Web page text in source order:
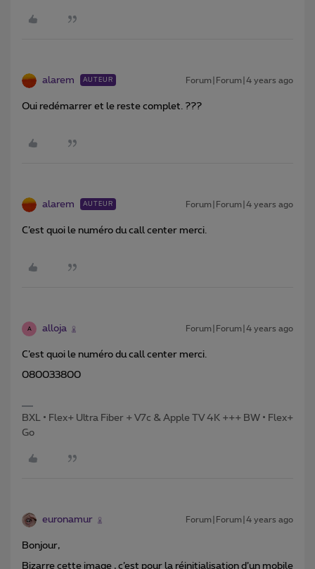
alarem AUTEUR Forum|Forum|4 years ago
Oui redémarrer et le reste complet. ???
alarem AUTEUR Forum|Forum|4 years ago
C’est quoi le numéro du call center merci.
A alloja Forum|Forum|4 years ago
C’est quoi le numéro du call center merci.
080033800
BXL • Flex+ Ultra Fiber + V7c & Apple TV 4K +++ BW • Flex+
Go
euronamur Forum|Forum|4 years ago
Bonjour,
Bizarre cette image , c’est pour la réinitialisation d’un mobile